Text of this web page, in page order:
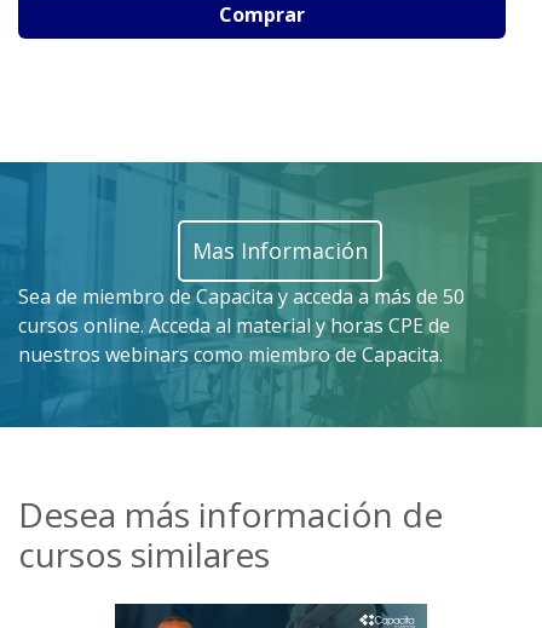
Comprar
Mas Información
Sea de miembro de Capacita y acceda a más de 50
cursos online. Acceda al material y horas CPE de
nuestros webinars como miembro de Capacita.
Desea más información de
cursos similares